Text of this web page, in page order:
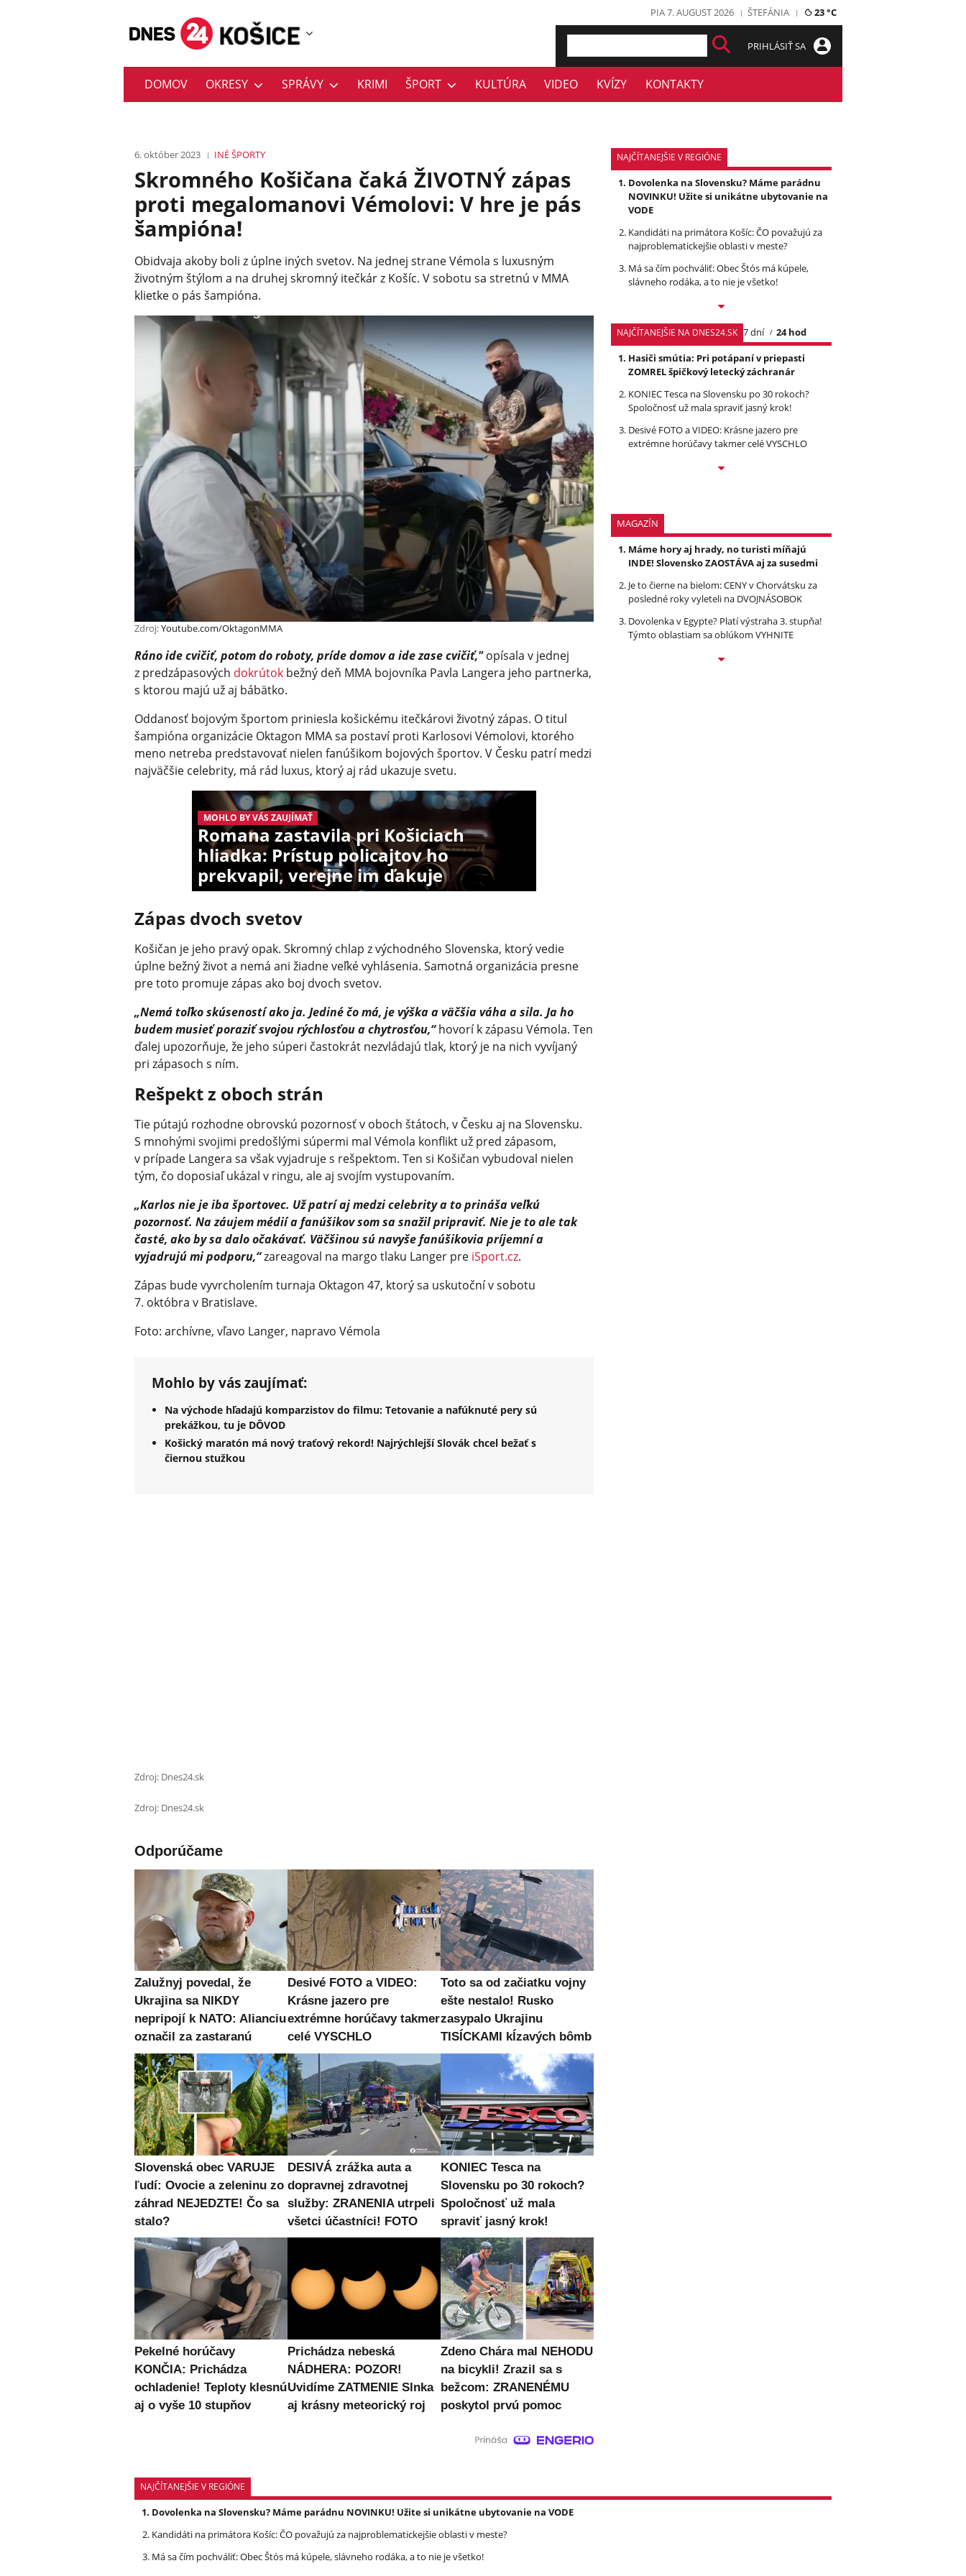
PIA 7. AUGUST 2026 ŠTEFÁNIA 23 °C
PRIHLÁSIŤ SA
DOMOV OKRESY SPRÁVY KRIMI ŠPORT KULTÚRA VIDEO KVÍZY KONTAKTY
6. október 2023 INÉ ŠPORTY
Skromného Košičana čaká ŽIVOTNÝ zápas
proti megalomanovi Vémolovi: V hre je pás
šampióna!
Obidvaja akoby boli z úplne iných svetov. Na jednej strane Vémola s luxusným
životným štýlom a na druhej skromný itečkár z Košíc. V sobotu sa stretnú v MMA
klietke o pás šampióna.
Zdroj:Youtube.com/OktagonMMA
Ráno ide cvičiť, potom do roboty, príde domov a ide zase cvičiť,"opísala v jednej
z predzápasových dokrútok bežný deň MMA bojovníka Pavla Langera jeho partnerka,
s ktorou majú už aj bábätko.
Oddanosť bojovým športom priniesla košickému itečkárovi životný zápas. O titul
šampióna organizácie Oktagon MMA sa postaví proti Karlosovi Vémolovi, ktorého
meno netreba predstavovať nielen fanúšikom bojových športov. V Česku patrí medzi
najväčšie celebrity, má rád luxus, ktorý aj rád ukazuje svetu.
MOHLO BY VÁS ZAUJÍMAŤ
Romana zastavila pri Košiciach
hliadka: Prístup policajtov ho
prekvapil, verejne im ďakuje
Zápas dvoch svetov
Košičan je jeho pravý opak. Skromný chlap z východného Slovenska, ktorý vedie
úplne bežný život a nemá ani žiadne veľké vyhlásenia. Samotná organizácia presne
pre toto promuje zápas ako boj dvoch svetov.
„Nemá toľko skúseností ako ja. Jediné čo má, je výška a väčšia váha a sila. Ja ho
budem musieť poraziť svojou rýchlosťou a chytrosťou,“hovorí k zápasu Vémola. Ten
ďalej upozorňuje, že jeho súperi častokrát nezvládajú tlak, ktorý je na nich vyvíjaný
pri zápasoch s ním.
Rešpekt z oboch strán
Tie pútajú rozhodne obrovskú pozornosť v oboch štátoch, v Česku aj na Slovensku.
S mnohými svojimi predošlými súpermi mal Vémola konflikt už pred zápasom,
v prípade Langera sa však vyjadruje s rešpektom. Ten si Košičan vybudoval nielen
tým, čo doposiaľ ukázal v ringu, ale aj svojím vystupovaním.
„Karlos nie je iba športovec. Už patrí aj medzi celebrity a to prináša veľkú
pozornosť. Na záujem médií a fanúšikov som sa snažil pripraviť. Nie je to ale tak
časté, ako by sa dalo očakávať. Väčšinou sú navyše fanúšikovia príjemní a
vyjadrujú mi podporu,“zareagoval na margo tlaku Langer pre iSport.cz.
Zápas bude vyvrcholením turnaja Oktagon 47, ktorý sa uskutoční v sobotu
7. októbra v Bratislave.
Foto: archívne, vľavo Langer, napravo Vémola
Mohlo by vás zaujímať:
Na východe hľadajú komparzistov do filmu: Tetovanie a nafúknuté pery sú
prekážkou, tu je DÔVOD
Košický maratón má nový traťový rekord! Najrýchlejší Slovák chcel bežať s
čiernou stužkou
Zdroj: Dnes24.sk
Zdroj: Dnes24.sk
Odporúčame
Zalužnyj povedal, že
Ukrajina sa NIKDY
nepripojí k NATO: Alianciu
označil za zastaranú
Desivé FOTO a VIDEO:
Krásne jazero pre
extrémne horúčavy takmer
celé VYSCHLO
Toto sa od začiatku vojny
ešte nestalo! Rusko
zasypalo Ukrajinu
TISÍCKAMI kĺzavých bômb
Slovenská obec VARUJE
ľudí: Ovocie a zeleninu zo
záhrad NEJEDZTE! Čo sa
stalo?
DESIVÁ zrážka auta a
dopravnej zdravotnej
služby: ZRANENIA utrpeli
všetci účastníci! FOTO
KONIEC Tesca na
Slovensku po 30 rokoch?
Spoločnosť už mala
spraviť jasný krok!
Pekelné horúčavy
KONČIA: Prichádza
ochladenie! Teploty klesnú
aj o vyše 10 stupňov
Prichádza nebeská
NÁDHERA: POZOR!
Uvidíme ZATMENIE Slnka
aj krásny meteorický roj
Zdeno Chára mal NEHODU
na bicykli! Zrazil sa s
bežcom: ZRANENÉMU
poskytol prvú pomoc
NAJČÍTANEJŠIE V REGIÓNE
Dovolenka na Slovensku? Máme parádnu
NOVINKU! Užite si unikátne ubytovanie na
VODE
Kandidáti na primátora Košíc: ČO považujú za
najproblematickejšie oblasti v meste?
Má sa čím pochváliť: Obec Štós má kúpele,
slávneho rodáka, a to nie je všetko!
NAJČÍTANEJŠIE NA DNES24.SK 7 dní
24 hod
Hasiči smútia: Pri potápaní v priepasti
ZOMREL špičkový letecký záchranár
KONIEC Tesca na Slovensku po 30 rokoch?
Spoločnosť už mala spraviť jasný krok!
Desivé FOTO a VIDEO: Krásne jazero pre
extrémne horúčavy takmer celé VYSCHLO
MAGAZÍN
Máme hory aj hrady, no turisti míňajú
INDE! Slovensko ZAOSTÁVA aj za susedmi
Je to čierne na bielom: CENY v Chorvátsku za
posledné roky vyleteli na DVOJNÁSOBOK
Dovolenka v Egypte? Platí výstraha 3. stupňa!
Týmto oblastiam sa oblúkom VYHNITE
NAJČÍTANEJŠIE V REGIÓNE
Dovolenka na Slovensku? Máme parádnu NOVINKU! Užite si unikátne ubytovanie na VODE
Kandidáti na primátora Košíc: ČO považujú za najproblematickejšie oblasti v meste?
Má sa čím pochváliť: Obec Štós má kúpele, slávneho rodáka, a to nie je všetko!